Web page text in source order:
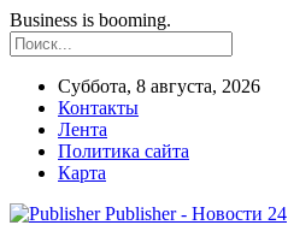
Business is booming.
Суббота, 8 августа, 2026
Контакты
Лента
Политика сайта
Карта
Publisher - Новости 24